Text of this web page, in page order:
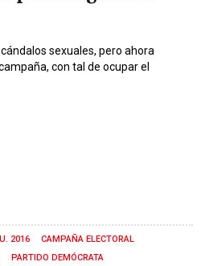
sexuales, pero ahora
con tal de ocupar el
2016
CAMPAÑA ELECTORAL
PARTIDO DEMÓCRATA